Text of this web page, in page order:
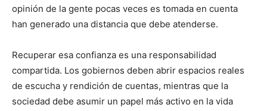
opinión de la gente pocas veces es tomada en cuenta
han generado una distancia que debe atenderse.
Recuperar esa confianza es una responsabilidad
compartida. Los gobiernos deben abrir espacios reales
de escucha y rendición de cuentas, mientras que la
sociedad debe asumir un papel más activo en la vida